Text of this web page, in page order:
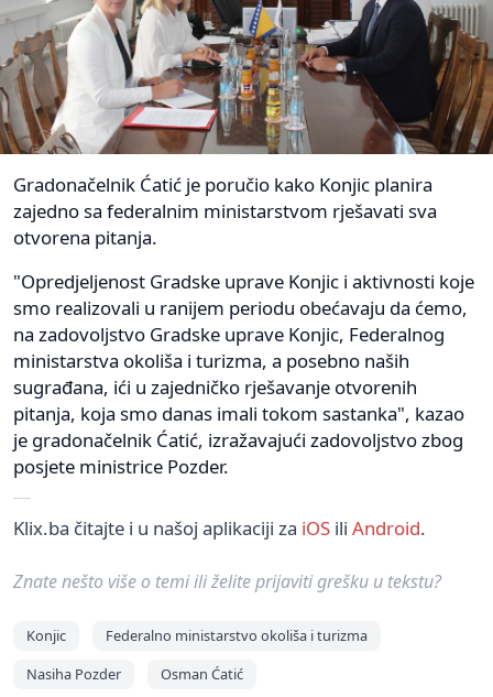
Gradonačelnik Ćatić je poručio kako Konjic planira
zajedno sa federalnim ministarstvom rješavati sva
otvorena pitanja.
"Opredjeljenost Gradske uprave Konjic i aktivnosti koje
smo realizovali u ranijem periodu obećavaju da ćemo,
na zadovoljstvo Gradske uprave Konjic, Federalnog
ministarstva okoliša i turizma, a posebno naših
sugrađana, ići u zajedničko rješavanje otvorenih
pitanja, koja smo danas imali tokom sastanka", kazao
je gradonačelnik Ćatić, izražavajući zadovoljstvo zbog
posjete ministrice Pozder.
Klix.ba čitajte i u našoj aplikaciji za iOS ili Android.
Znate nešto više o temi ili želite prijaviti grešku u tekstu?
Konjic
Federalno ministarstvo okoliša i turizma
Nasiha Pozder
Osman Ćatić